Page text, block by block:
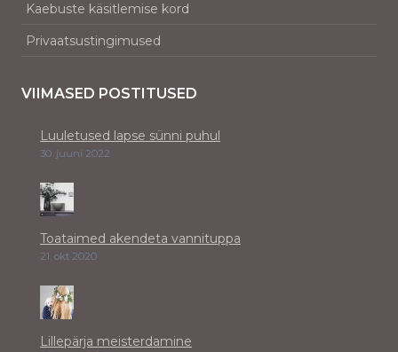
Kaebuste käsitlemise kord
Privaatsustingimused
VIIMASED POSTITUSED
Luuletused lapse sünni puhul
30. juuni 2022
Toataimed akendeta vannituppa
21. okt 2020
Lillepärja meisterdamine